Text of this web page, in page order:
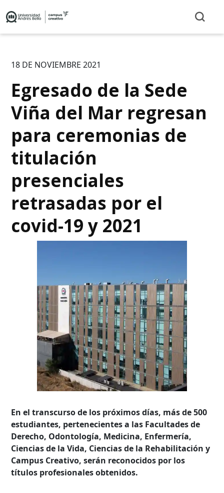
18 DE NOVIEMBRE 2021
Egresado de la Sede
Viña del Mar regresan
para ceremonias de
titulación
presenciales
retrasadas por el
covid-19 y 2021
En el transcurso de los próximos días, más de 500
estudiantes, pertenecientes a las Facultades de
Derecho, Odontología, Medicina, Enfermería,
Ciencias de la Vida, Ciencias de la Rehabilitación y
Campus Creativo, serán reconocidos por los
títulos profesionales obtenidos.